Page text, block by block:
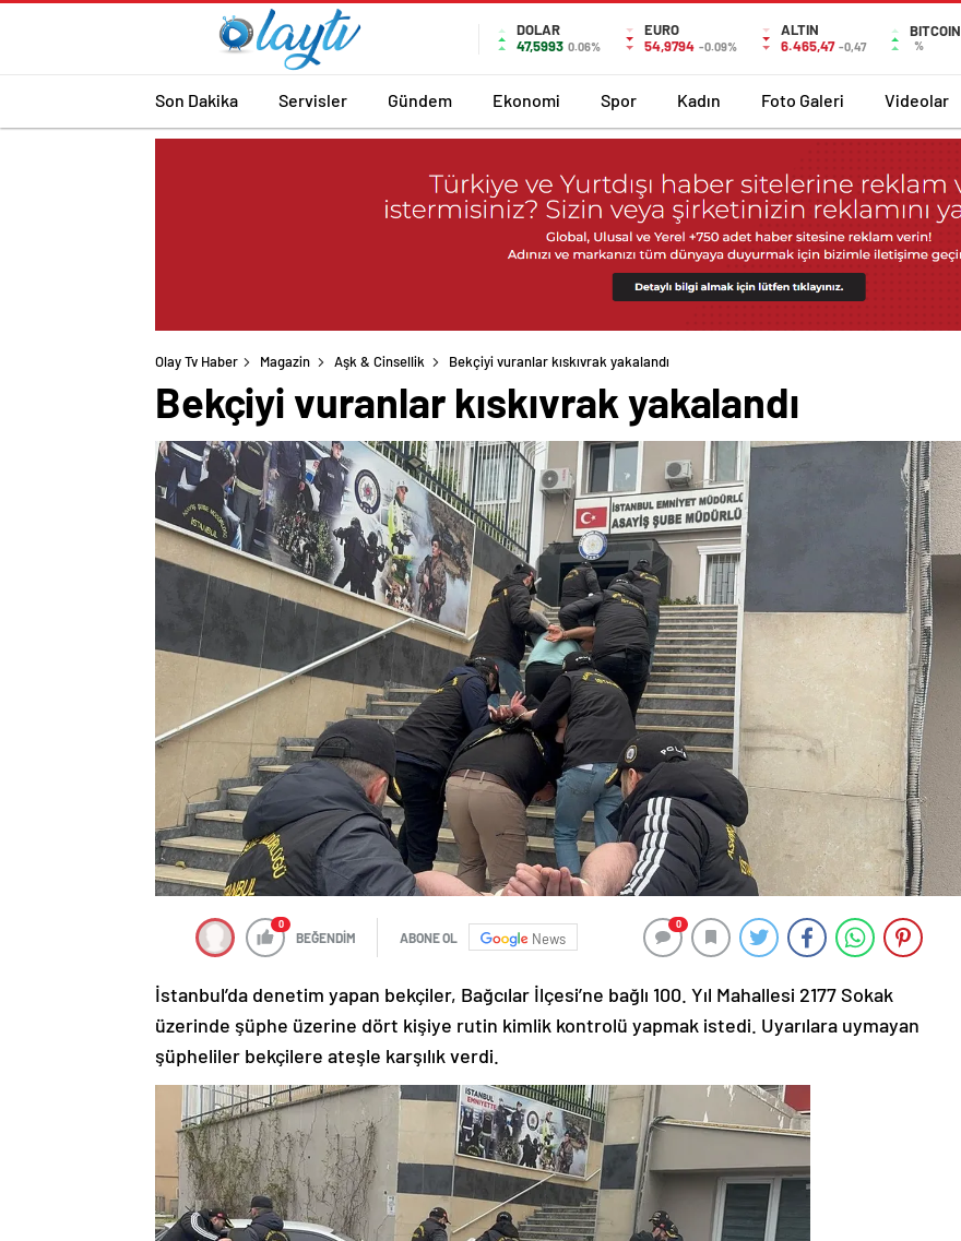
DOLAR
47,5993 0.06%
EURO
54,9794 -0.09%
ALTIN
6.465,47 -0,47
BITCOIN
%
Son Dakika Servisler Gündem Ekonomi Spor Kadın Foto Galeri Videolar
Olay Tv Haber Magazin Aşk & Cinsellik Bekçiyi vuranlar kıskıvrak yakalandı
Bekçiyi vuranlar kıskıvrak yakalandı
0
BEĞENDİM ABONE OL News
0
İstanbul’da denetim yapan bekçiler, Bağcılar İlçesi’ne bağlı 100. Yıl Mahallesi 2177 Sokak
üzerinde şüphe üzerine dört kişiye rutin kimlik kontrolü yapmak istedi. Uyarılara uymayan
şüpheliler bekçilere ateşle karşılık verdi.